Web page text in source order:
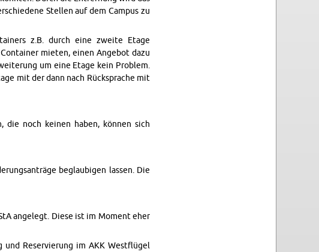
Stellen auf dem Cam­pus zu
z.B. durch eine zweite Etage
mi­eten, einen Ange­bot dazu
um eine Etage kein Prob­lem.
mit der dann nach Rück­sprache mit
die noch keinen haben, können sich
beglaubi­gen lassen. Die
an­gelegt. Diese ist im Mo­ment eher
und Re­servierung im AKK Westflügel